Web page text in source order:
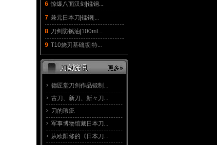
6 惊爆八面汉剑|锰钢...
7 兼元日本刀|锰钢|...
8 刀剑防锈油|100ml...
9 T10烧刃基础版|特...
德匠堂刀剑作品锻制...
古刀、新刀、新々刀...
刀的瑕疵
军事博物馆藏日本刀...
从欧阳修的《日本刀...